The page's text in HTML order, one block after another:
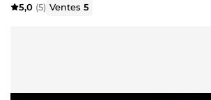
5,0 (5) Ventes5